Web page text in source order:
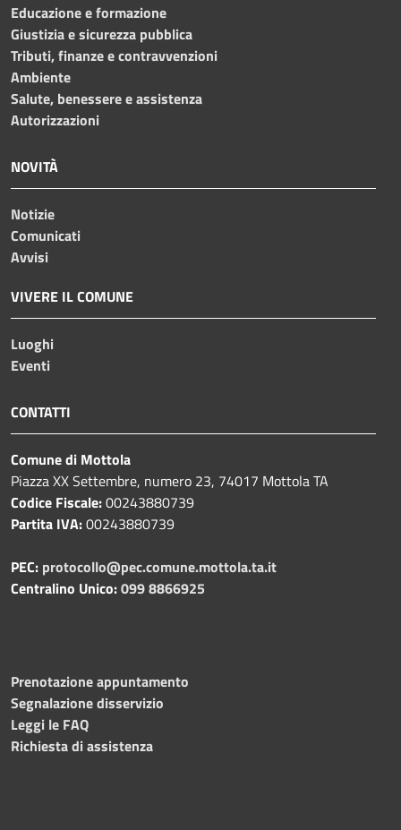
Educazione e formazione
Giustizia e sicurezza pubblica
Tributi, finanze e contravvenzioni
Ambiente
Salute, benessere e assistenza
Autorizzazioni
NOVITÀ
Notizie
Comunicati
Avvisi
VIVERE IL COMUNE
Luoghi
Eventi
CONTATTI
Comune di Mottola
Piazza XX Settembre, numero 23, 74017 Mottola TA
Codice Fiscale:00243880739
Partita IVA:00243880739
PEC: protocollo@pec.comune.mottola.ta.it
Centralino Unico:099 8866925
Prenotazione appuntamento
Segnalazione disservizio
Leggi le FAQ
Richiesta di assistenza